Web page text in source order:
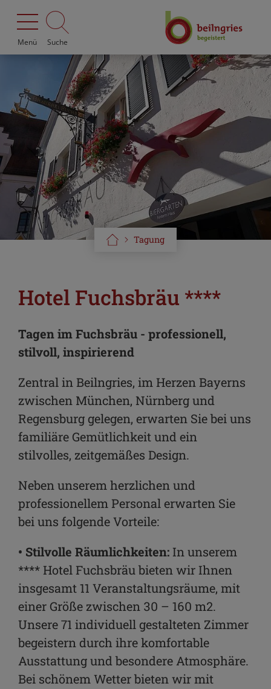
Menü Suche
Tagung
Hotel Fuchsbräu ****
Tagen im Fuchsbräu - professionell,
stilvoll, inspirierend
Zentral in Beilngries, im Herzen Bayerns
zwischen München, Nürnberg und
Regensburg gelegen, erwarten Sie bei uns
familiäre Gemütlichkeit und ein
stilvolles, zeitgemäßes Design.
Neben unserem herzlichen und
professionellem Personal erwarten Sie
bei uns folgende Vorteile:
• Stilvolle Räumlichkeiten: In unserem
**** Hotel Fuchsbräu bieten wir Ihnen
insgesamt 11 Veranstaltungsräume, mit
einer Größe zwischen 30 – 160 m2.
Unsere 71 individuell gestalteten Zimmer
begeistern durch ihre komfortable
Ausstattung und besondere Atmosphäre.
Bei schönem Wetter bieten wir mit